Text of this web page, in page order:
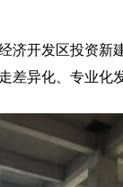
开发区投资新
差异化、专业化